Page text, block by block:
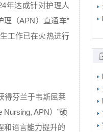
年达成针对护理人
理（APN）直通车”
工作已在火热进行
得芬兰于韦斯屈莱
APN）”硕
和语言能力提升的